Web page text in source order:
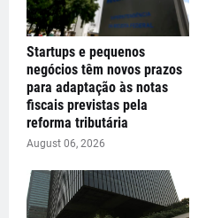
Startups e pequenos
negócios têm novos prazos
para adaptação às notas
fiscais previstas pela
reforma tributária
August 06, 2026